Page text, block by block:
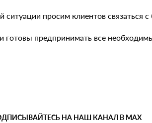
просим клиентов связаться с
готовы предпринимать все
НА НАШ КАНАЛ В MAX